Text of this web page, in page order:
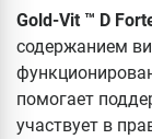
Gold-Vit ™ D
содержанием
помогает
участвует в